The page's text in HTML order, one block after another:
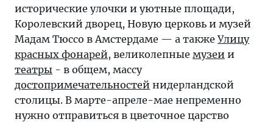
исторические улочки и уютные площади,
Королевский дворец, Новую церковь и музей
Мадам Тюссо в Амстердаме — а также Улицу
красных фонарей, великолепные музеи и
театры - в общем, массу
достопримечательностей нидерландской
столицы. В марте-апреле-мае непременно
нужно отправиться в цветочное царство